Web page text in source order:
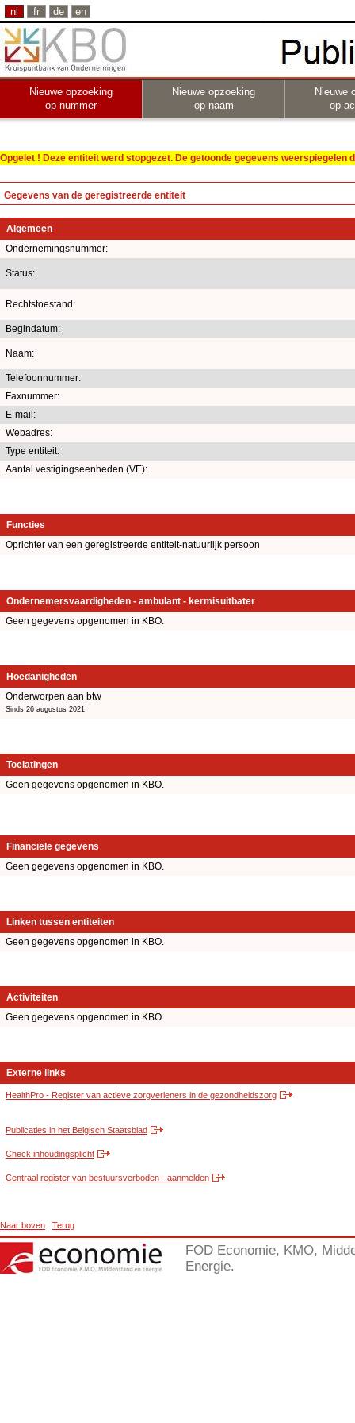
nl fr de en
Nieuwe opzoeking
op nummer
Nieuwe opzoeking
op naam
Nieuwe
op
Opgelet ! Deze entiteit werd stopgezet. De getoonde gegevens
Gegevens van de geregistreerde entiteit
Algemeen
Ondernemingsnummer:
Status:
Rechtstoestand:
Begindatum:
Naam:
Telefoonnummer:
Faxnummer:
E-mail:
Webadres:
Type entiteit:
Aantal vestigingseenheden (VE):
Functies
Oprichter van een geregistreerde entiteit-natuurlijk persoon
Ondernemersvaardigheden - ambulant - kermisuitbater
Geen gegevens opgenomen in KBO.
Hoedanigheden
Onderworpen aan btw
Sinds 26 augustus 2021
Toelatingen
Geen gegevens opgenomen in KBO.
Financiële gegevens
Geen gegevens opgenomen in KBO.
Linken tussen entiteiten
Geen gegevens opgenomen in KBO.
Activiteiten
Geen gegevens opgenomen in KBO.
Externe links
HealthPro - Register van actieve zorgverleners in de gezondheidszorg
Publicaties in het Belgisch Staatsblad
Check inhoudingsplicht
Centraal register van bestuursverboden - aanmelden
Naar boven Terug
FOD Economie, KMO,
Energie.